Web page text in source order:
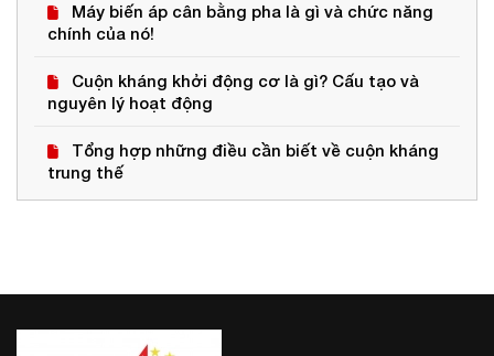
Máy biến áp cân bằng pha là gì và chức năng
chính của nó!
Cuộn kháng khởi động cơ là gì? Cấu tạo và
nguyên lý hoạt động
Tổng hợp những điều cần biết về cuộn kháng
trung thế